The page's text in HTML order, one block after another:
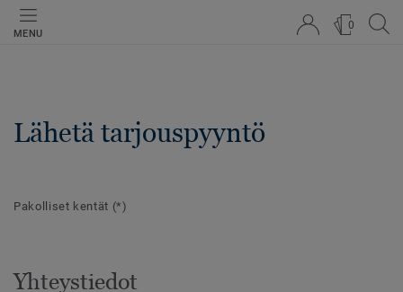
MENU
0
Lähetä tarjouspyyntö
Pakolliset kentät (*)
Yhteystiedot